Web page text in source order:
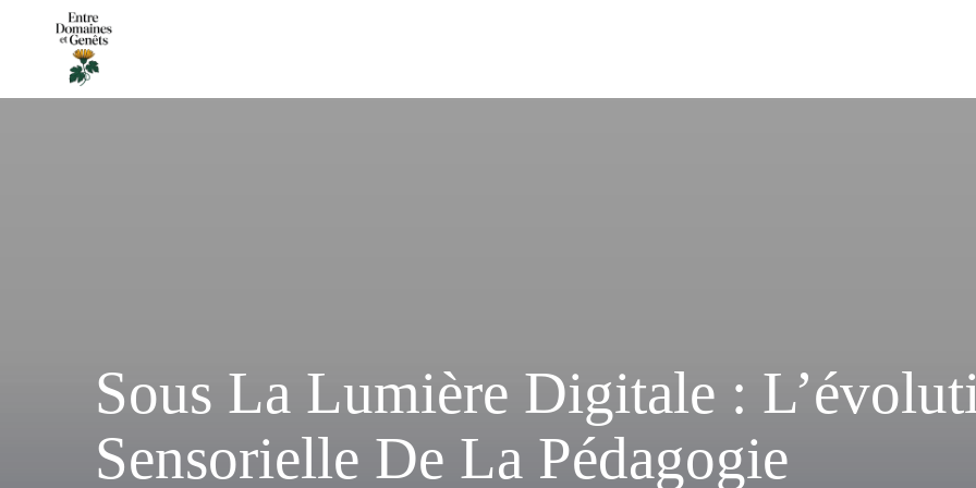
Sous La Lumière Digitale :
Sensorielle De La Pédagogie